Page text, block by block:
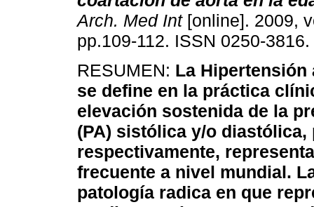
Arch. Med Int[online]. 2009,
pp.109-112. ISSN 0250-3816.
RESUMEN: La Hipertensión
se define en la práctica
elevación sostenida de la
(PA) sistólica y/o diastólica,
respectivamente,
frecuente a nivel mundial.
patología radica en que